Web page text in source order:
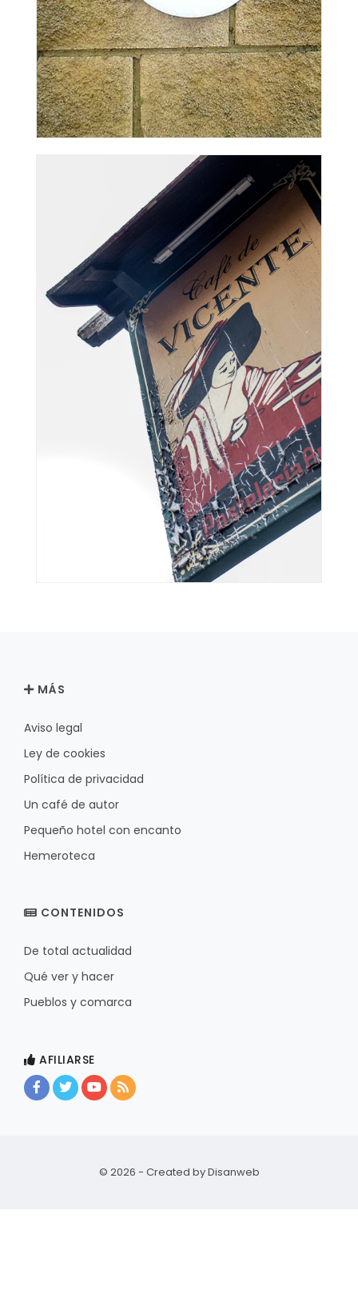
MÁS
Aviso legal
Ley de cookies
Política de privacidad
Un café de autor
Pequeño hotel con encanto
Hemeroteca
CONTENIDOS
De total actualidad
Qué ver y hacer
Pueblos y comarca
AFILIARSE
© 2026 - Created byDisanweb